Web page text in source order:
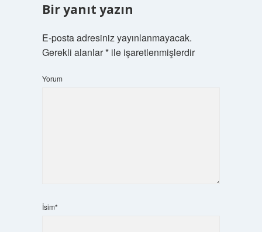
Bir yanıt yazın
E-posta adresiniz yayınlanmayacak.
Gerekli alanlar*ile işaretlenmişlerdir
Yorum
İsim*